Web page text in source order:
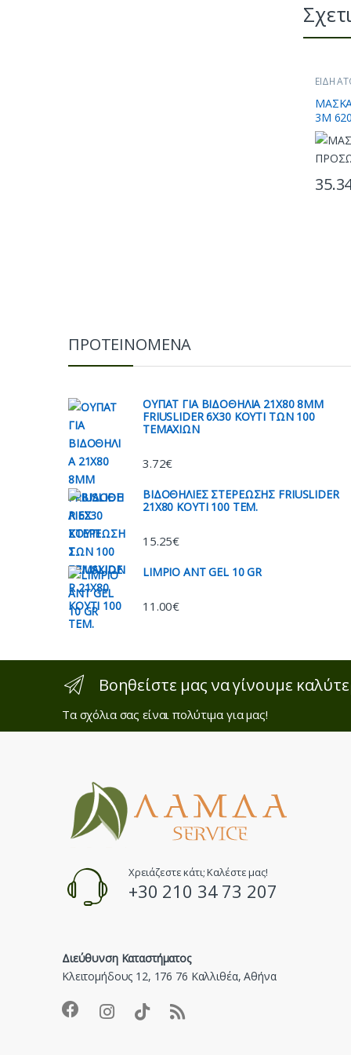
ΕΙΔΗ
3Μ
ΠΡΟΤΕΙΝΟΜΕΝΑ
ΟΥΠΑΤ ΓΙΑ ΒΙΔΟΘΗΛΙΑ 21Χ80 8ΜΜ
FRIUSLIDER 6X30 ΚΟΥΤΙ ΤΩΝ 100
ΤΕΜΑΧΙΩΝ
3.72€
ΒΙΔΟΘΗΛΙΕΣ ΣΤΕΡΕΩΣΗΣ FRIUSLIDER
21X80 KOYTI 100 TEM.
15.25€
LIMPIO ANT GEL 10 GR
11.00€
Βοηθείστε μας να γίνουμε
Τα σχόλια σας είναι πολύτιμα για μας!
Χρειάζεστε κάτι; Καλέστε μας!
+30 210 34 73 207
Διεύθυνση Καταστήματος
Κλειτομήδους 12, 176 76 Καλλιθέα, Αθήνα